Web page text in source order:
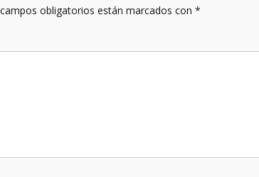
obligatorios están marcados con *